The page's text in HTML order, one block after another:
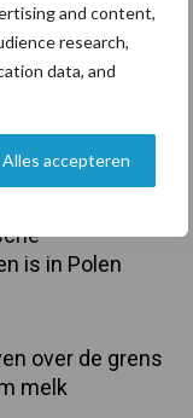
and content,
research,
data, and
Alles accepteren
nieuws
is in Polen
over de grens
melk